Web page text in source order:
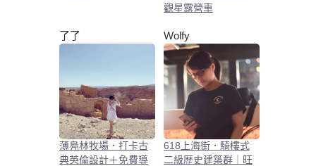
觀星露營車
了了
薄鳧林牧場．打卡古
典英倫設計＋免費導
Wolfy
618上海街．騎樓式
二級歴史建築群｜旺